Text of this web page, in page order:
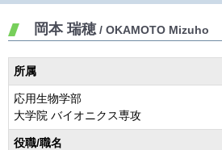
岡本 瑞穂 / OKAMOTO Mizuho
所属
応用生物学部
大学院 バイオニクス専攻
役職/職名